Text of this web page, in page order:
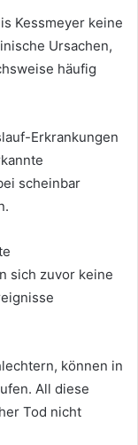
Kessmeyer keine
Ursachen,
häufig
Erkrankungen
scheinbar
sich zuvor keine
können in
All diese
Tod nicht